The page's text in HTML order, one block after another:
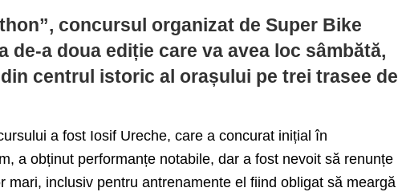
concursul organizat de Super Bike
de-a doua ediție care va avea loc sâmbătă,
centrul istoric al orașului pe trei trasee de
a fost Iosif Ureche, care a concurat inițial în
a obținut performanțe notabile, dar a fost nevoit să renunțe
mari, inclusiv pentru antrenamente el fiind obligat să meargă